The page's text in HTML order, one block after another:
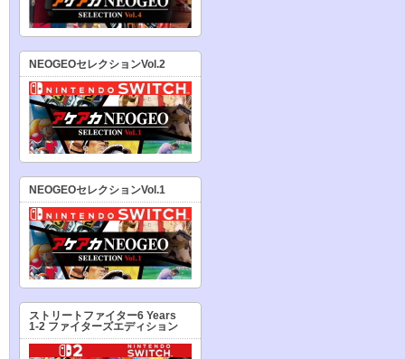
NEOGEOセレクションVol.2
NEOGEOセレクションVol.1
ストリートファイター6 Years
1-2 ファイターズエディション